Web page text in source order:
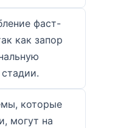
фаст-
как запор
которые
могут на